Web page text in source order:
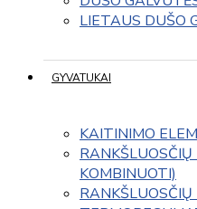
LIETAUS DUŠO
GYVATUKAI
KAITINIMO
KOMBINUOTI)